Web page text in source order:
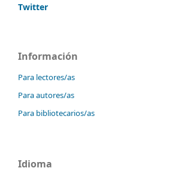
Twitter
Información
Para lectores/as
Para autores/as
Para bibliotecarios/as
Idioma